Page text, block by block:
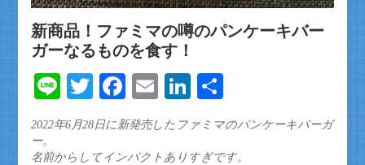
新商品！ファミマの噂のパンケーキバー
ガーなるものを食す！
LineTwitterFacebook
EmailLinkedIn
有
2022年6月28日に新発売したファミマのパンケーキバーガ
ー。
名前からしてインパクトありすぎです。